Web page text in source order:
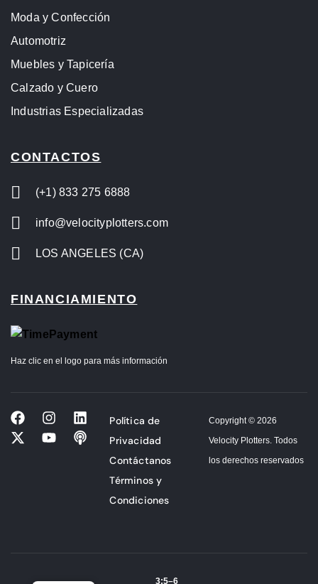
Moda y Confección
Automotriz
Muebles y Tapicería
Calzado y Cuero
Industrias Especializadas
CONTACTOS
(+1) 833 275 6888
info@velocityplotters.com
LOS ANGELES (CA)
FINANCIAMIENTO
Haz clic en el logo para más información
Copyright © 2026
Velocity Plotters. Todos
los derechos reservados
Política de
Privacidad
Contáctanos
Términos y
Condiciones
3:5–6